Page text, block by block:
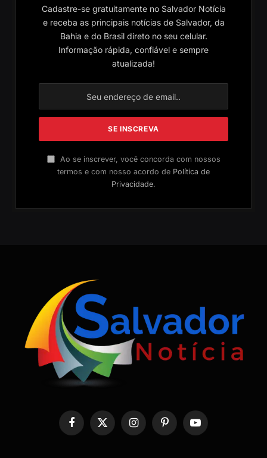
Cadastre-se gratuitamente no Salvador Notícia
e receba as principais notícias de Salvador, da
Bahia e do Brasil direto no seu celular.
Informação rápida, confiável e sempre
atualizada!
Ao se inscrever, você concorda com nossos
termos e com nosso acordo de Política de
Privacidade.
Facebook
X
(Twitter)
InstagramPinterestYouTube